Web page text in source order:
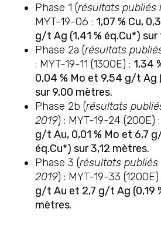
Phase 1 (résultats publiés
MYT-19-06 : 1,07 % Cu,
g/t Ag (1,41 % éq.Cu*)
Phase 2a (résultats
: MYT-19-11 (1300E) : 1,34
0,04 % Mo et 9,54 g/t Ag
sur 9,00 mètres.
Phase 2b (résultats
2019) : MYT-19-24 (200E) :
g/t Au, 0,01 % Mo et 6,7
éq.Cu*) sur 3,12 mètres.
Phase 3 (résultats
2019) : MYT-19-33 (1200E)
g/t Au et 2,7 g/t Ag (0,19
mètres.